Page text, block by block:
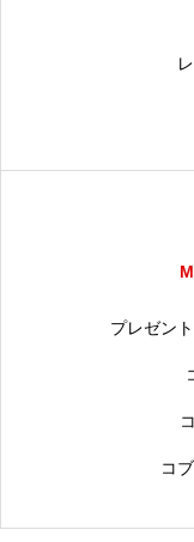
プレゼン
コ